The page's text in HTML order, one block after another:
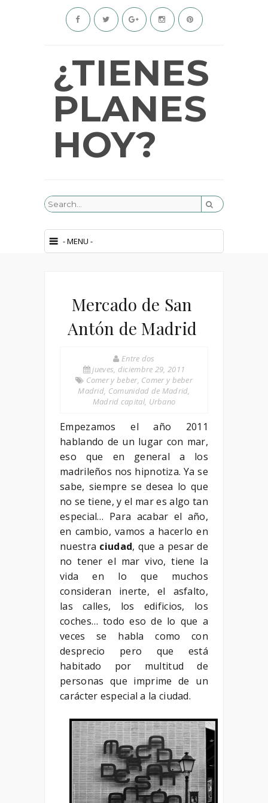
¿TIENES
PLANES
HOY?
Mercado de San
Antón de Madrid
Entre dos
jueves, diciembre 29, 2011
Comer y beber, Comer y beber
Madrid, Comunidad de Madrid,
Madrid capital, Urbano
Empezamos el año 2011
hablando de un lugar con mar,
eso que en general a los
madrileños nos hipnotiza. Ya se
sabe, siempre se desea lo que
no se tiene, y el mar es algo tan
especial… Para acabar el año,
en cambio, vamos a hacerlo en
nuestra ciudad, que a pesar de
no tener el mar vivo, tiene la
vida en lo que muchos
consideran inerte, el asfalto,
las calles, los edificios, los
coches… todo eso de lo que a
veces se habla como con
desprecio pero que está
habitado por multitud de
personas que imprime de un
carácter especial a la ciudad.